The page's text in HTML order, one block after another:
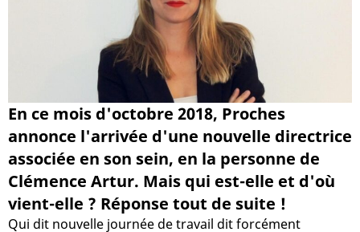
En ce mois d'octobre 2018, Proches
annonce l'arrivée d'une nouvelle directrice
associée en son sein, en la personne de
Clémence Artur. Mais qui est-elle et d'où
vient-elle ? Réponse tout de suite !
Qui dit nouvelle journée de travail dit forcément